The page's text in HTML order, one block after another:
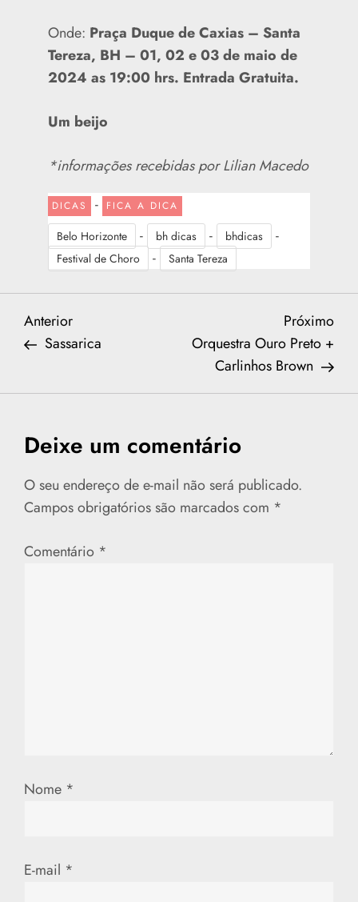
Onde: Praça Duque de Caxias – Santa
Tereza, BH – 01, 02 e 03 de maio de
2024 as 19:00 hrs. Entrada Gratuita.
Um beijo
*informações recebidas por Lilian Macedo
DICAS - FICA A DICA
Belo Horizonte - bh dicas - bhdicas -
Festival de Choro - Santa Tereza
N
v
e
g
a
ç
o
t
Previous
Post
Anterior
Sassarica
Próximo
Orquestra Ouro Preto +
Carlinhos Brown
Deixe um comentário
O seu endereço de e-mail não será publicado.
Campos obrigatórios são marcados com *
Comentário *
Nome *
E-mail *